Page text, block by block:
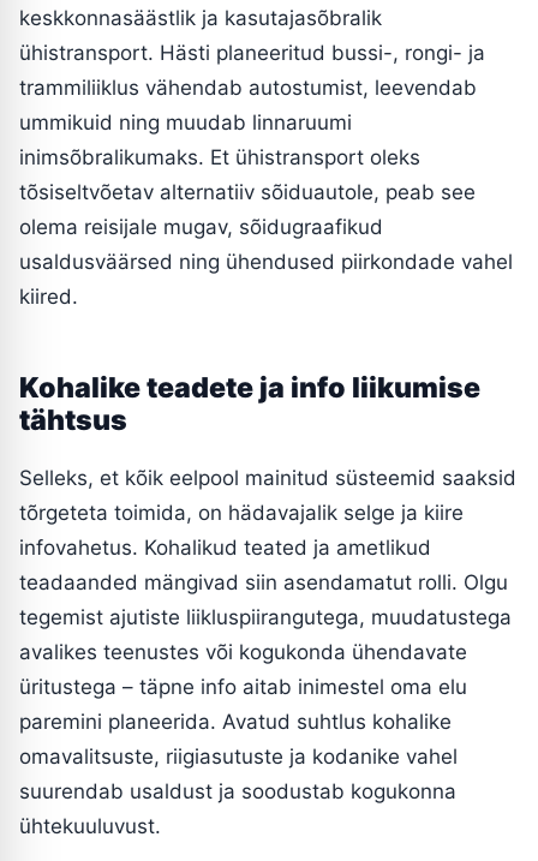
keskkonnasäästlik ja kasutajasõbralik
ühistransport. Hästi planeeritud bussi-, rongi- ja
trammiliiklus vähendab autostumist, leevendab
ummikuid ning muudab linnaruumi
inimsõbralikumaks. Et ühistransport oleks
tõsiseltvõetav alternatiiv sõiduautole, peab see
olema reisijale mugav, sõidugraafikud
usaldusväärsed ning ühendused piirkondade vahel
kiired.
Kohalike teadete ja info liikumise
tähtsus
Selleks, et kõik eelpool mainitud süsteemid saaksid
tõrgeteta toimida, on hädavajalik selge ja kiire
infovahetus. Kohalikud teated ja ametlikud
teadaanded mängivad siin asendamatut rolli. Olgu
tegemist ajutiste liikluspiirangutega, muudatustega
avalikes teenustes või kogukonda ühendavate
üritustega – täpne info aitab inimestel oma elu
paremini planeerida. Avatud suhtlus kohalike
omavalitsuste, riigiasutuste ja kodanike vahel
suurendab usaldust ja soodustab kogukonna
ühtekuuluvust.